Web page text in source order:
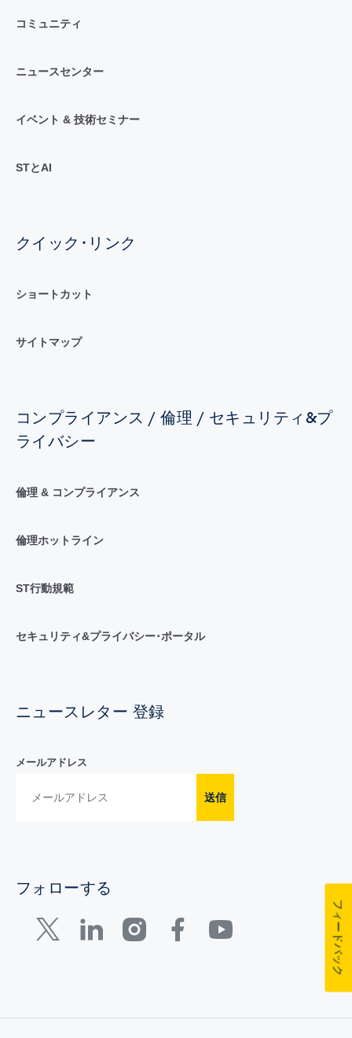
コミュニティ
ニュースセンター
イベント & 技術セミナー
STとAI
クイック･リンク
ショートカット
サイトマップ
コンプライアンス / 倫理 / セキュリティ&プ
ライバシー
倫理 & コンプライアンス
倫理ホットライン
ST行動規範
セキュリティ&プライバシー･ポータル
ニュースレター 登録
メールアドレス
送信
フォローする
フィードバック